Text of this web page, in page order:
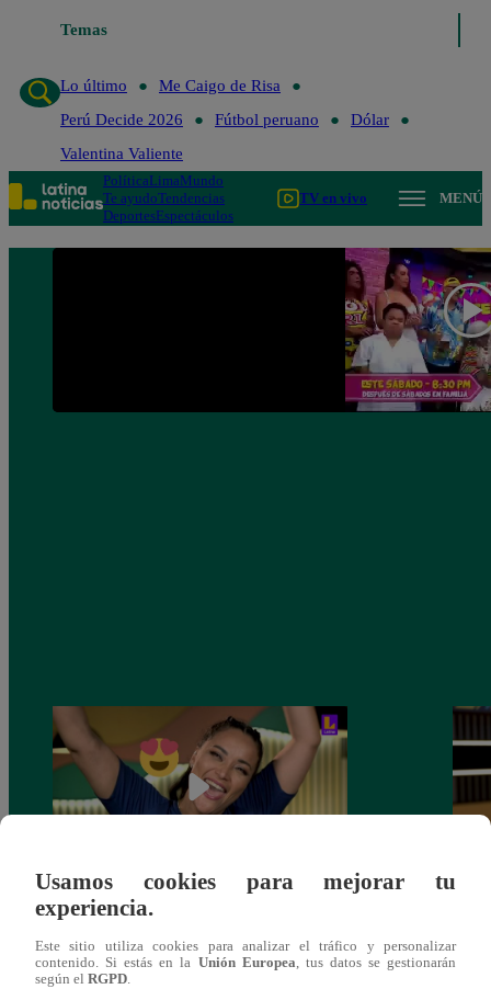
Temas
Lo último
Me Caigo de Risa
Perú Decide 2026
Fútbol peruano
Dólar
Valentina Valiente
PolíticaLimaMundo
Te ayudoTendencias
DeportesEspectáculos
TV en vivo MENÚ
Zambo Barbieri llegó al bar del tío
‘Chapita’ para armar la última jarana de
Jirón del Humor
se
Usamos cookies para mejorar tu
experiencia.
Este sitio utiliza cookies para analizar el tráfico y personalizar
contenido. Si estás en la Unión Europea, tus datos se gestionarán
según el RGPD.